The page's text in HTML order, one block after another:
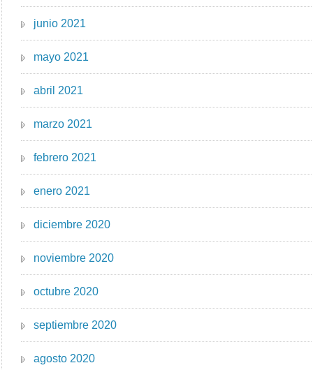
junio 2021
mayo 2021
abril 2021
marzo 2021
febrero 2021
enero 2021
diciembre 2020
noviembre 2020
octubre 2020
septiembre 2020
agosto 2020